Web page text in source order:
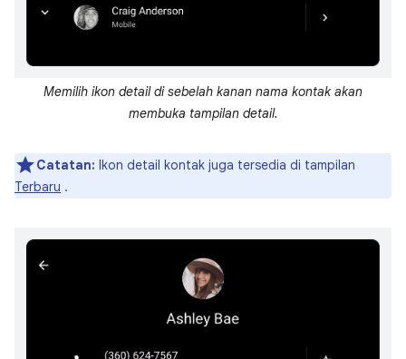
Memilih ikon detail di sebelah kanan nama kontak akan
membuka tampilan detail.
Catatan: Ikon detail kontak juga tersedia di tampilan
Terbaru .